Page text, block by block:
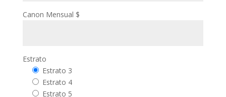
Canon Mensual $
Estrato
Estrato 3
Estrato 4
Estrato 5